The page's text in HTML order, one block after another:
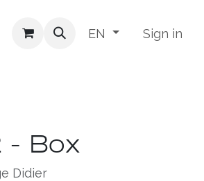
EN Sign in
- Box
Didier